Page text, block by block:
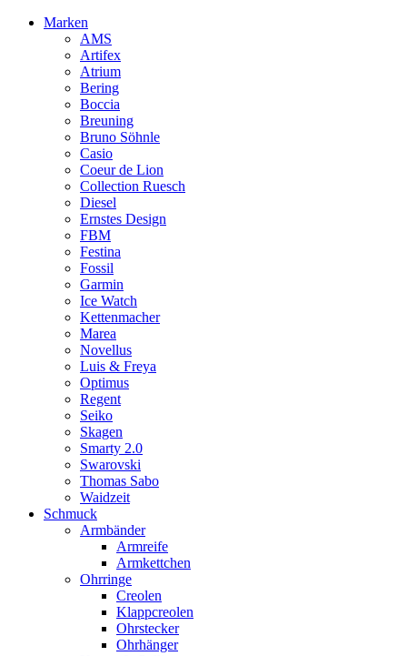
Marken
AMS
Artifex
Atrium
Bering
Boccia
Breuning
Bruno Söhnle
Casio
Coeur de Lion
Collection Ruesch
Diesel
Ernstes Design
FBM
Festina
Fossil
Garmin
Ice Watch
Kettenmacher
Marea
Novellus
Luis & Freya
Optimus
Regent
Seiko
Skagen
Smarty 2.0
Swarovski
Thomas Sabo
Waidzeit
Schmuck
Armbänder
Armreife
Armkettchen
Ohrringe
Creolen
Klappcreolen
Ohrstecker
Ohrhänger